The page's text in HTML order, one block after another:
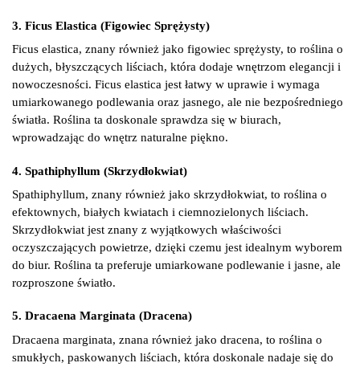
3. Ficus Elastica (Figowiec Sprężysty)
Ficus elastica, znany również jako figowiec sprężysty, to roślina o
dużych, błyszczących liściach, która dodaje wnętrzom elegancji i
nowoczesności. Ficus elastica jest łatwy w uprawie i wymaga
umiarkowanego podlewania oraz jasnego, ale nie bezpośredniego
światła. Roślina ta doskonale sprawdza się w biurach,
wprowadzając do wnętrz naturalne piękno.
4. Spathiphyllum (Skrzydłokwiat)
Spathiphyllum, znany również jako skrzydłokwiat, to roślina o
efektownych, białych kwiatach i ciemnozielonych liściach.
Skrzydłokwiat jest znany z wyjątkowych właściwości
oczyszczających powietrze, dzięki czemu jest idealnym wyborem
do biur. Roślina ta preferuje umiarkowane podlewanie i jasne, ale
rozproszone światło.
5. Dracaena Marginata (Dracena)
Dracaena marginata, znana również jako dracena, to roślina o
smukłych, paskowanych liściach, która doskonale nadaje się do